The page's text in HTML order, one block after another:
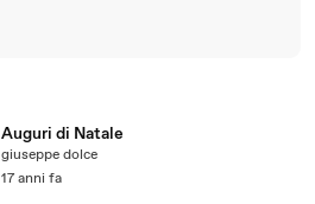
Auguri di Natale
giuseppe dolce
17 anni fa